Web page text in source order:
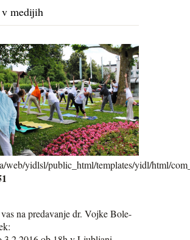
v medijih
web/yidlsl/public_html/templates/yidl/html/
na predavanje dr. Vojke Bole-